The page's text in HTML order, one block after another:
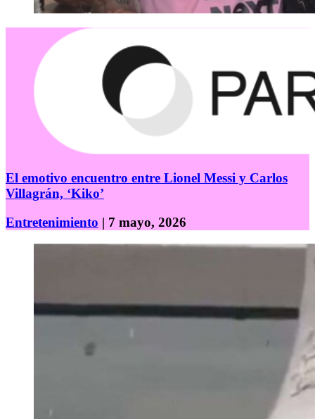
El emotivo encuentro entre Lionel Messi y Carlos
Villagrán, ‘Kiko’
Entretenimiento | 7 mayo, 2026